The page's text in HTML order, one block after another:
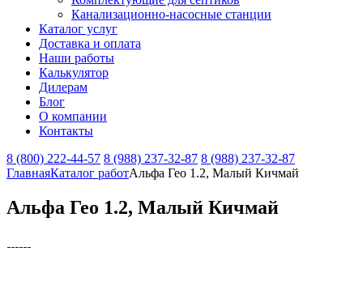
Канализационно-насосные станции
Каталог услуг
Доставка и оплата
Наши работы
Калькулятор
Дилерам
Блог
О компании
Контакты
8 (800) 222-44-57 8 (988) 237-32-87 8 (988) 237-32-87
ГлавнаяКаталог работАльфа Гео 1.2, Малый Кичмай
Альфа Гео 1.2, Малый Кичмай